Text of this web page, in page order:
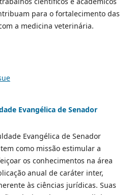
para o fortalecimento das
a medicina veterinária.
Evangélica de Senador
Evangélica de Senador
como missão estimular a
os conhecimentos na área
anual de caráter inter,
às ciências jurídicas. Suas